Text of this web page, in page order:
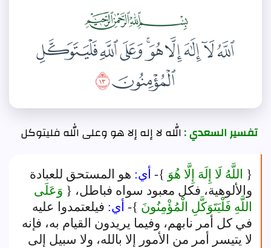
تفسير السعدي :الله لا إله إلا هو وعلى الله فليتوكل
{ اللَّهُ لَا إِلَهَ إِلَّا هُوَ }- أي: هو المستحق للعبادة
والألوهية، فكل معبود سواه فباطل، { وَعَلَى
اللَّهِ فَلْيَتَوَكَّلِ الْمُؤْمِنُونَ }- أي: فيلعتمدوا عليه
في كل أمر نابهم، وفيما يريدون القيام به، فإنه
لا يتيسر أمر من الأمور إلا بالله، ولا سبيل إلى